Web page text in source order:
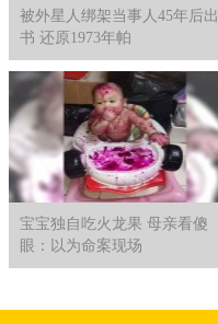
被外星人绑架当事人45年后出
书 还原1973年帕
宝宝独自吃火龙果 母亲看傻
眼：以为命案现场